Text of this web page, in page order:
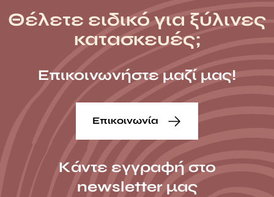
Θέλετε ειδικό για ξύλινες
κατασκευές;
Επικοινωνήστε μαζί μας!
Επικοινωνία
Κάντε εγγραφή στο
newsletter μας